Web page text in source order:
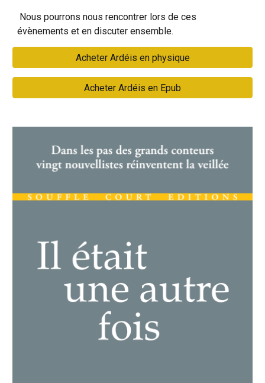
Nous pourrons nous rencontrer lors de ces
évènements et en discuter ensemble.
Acheter Ardéis en physique
Acheter Ardéis en Epub